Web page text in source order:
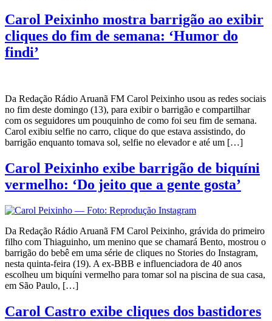
Carol Peixinho mostra barrigão ao exibir
cliques do fim de semana: ‘Humor do
findi’
Da Redação Rádio Aruanã FM Carol Peixinho usou as redes sociais
no fim deste domingo (13), para exibir o barrigão e compartilhar
com os seguidores um pouquinho de como foi seu fim de semana.
Carol exibiu selfie no carro, clique do que estava assistindo, do
barrigão enquanto tomava sol, selfie no elevador e até um […]
Carol Peixinho exibe barrigão de biquíni
vermelho: ‘Do jeito que a gente gosta’
Da Redação Rádio Aruanã FM Carol Peixinho, grávida do primeiro
filho com Thiaguinho, um menino que se chamará Bento, mostrou o
barrigão do bebê em uma série de cliques no Stories do Instagram,
nesta quinta-feira (19). A ex-BBB e influenciadora de 40 anos
escolheu um biquíni vermelho para tomar sol na piscina de sua casa,
em São Paulo, […]
Carol Castro exibe cliques dos bastidores